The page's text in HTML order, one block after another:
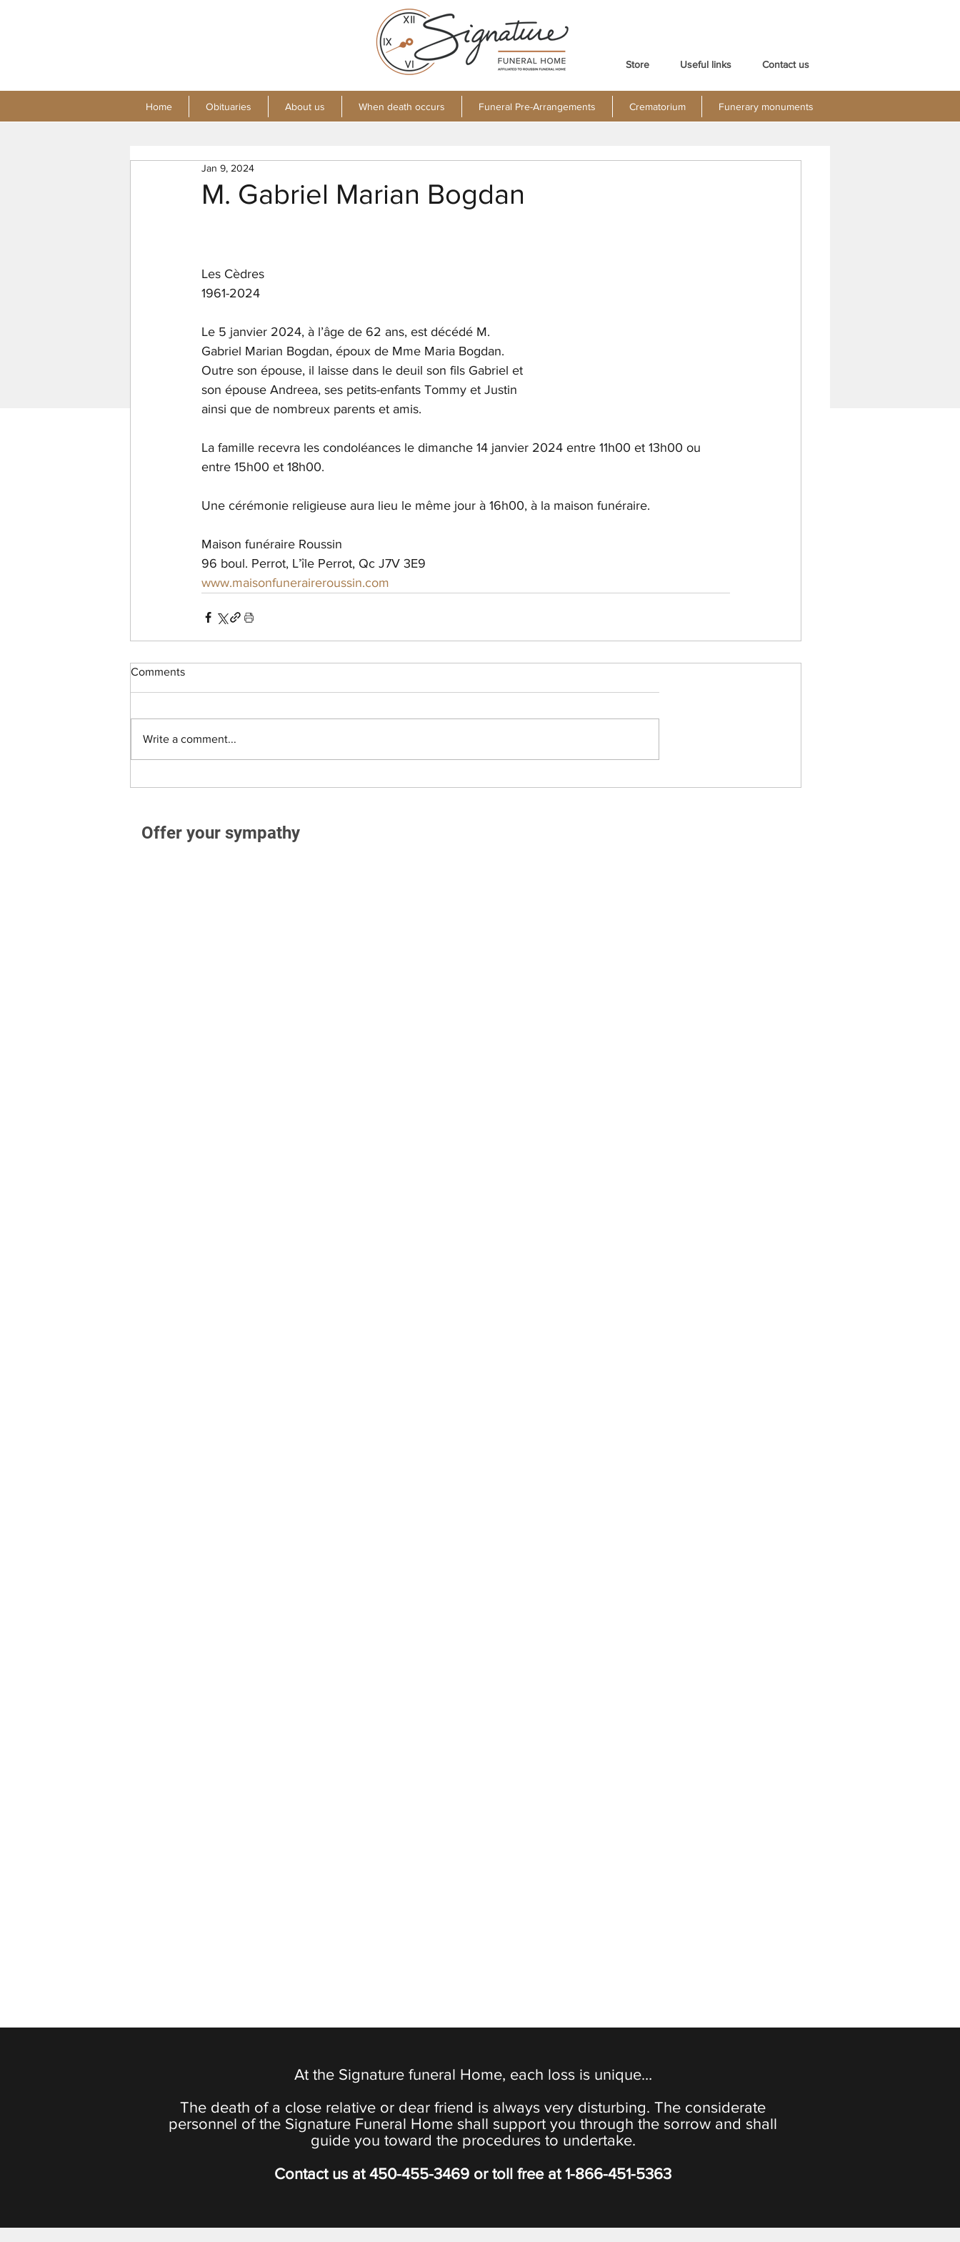
Store Useful links Contact us
Home Obituaries About us When death occurs Funeral Pre-Arrangements Crematorium Funerary monuments
M. Gabriel Marian Bogdan
Jan 9, 2024
Les Cèdres
1961-2024
Le 5 janvier 2024, à l’âge de 62 ans, est décédé M.
Gabriel Marian Bogdan, époux de Mme Maria Bogdan.
Outre son épouse, il laisse dans le deuil son fils Gabriel et
son épouse Andreea, ses petits-enfants Tommy et Justin
ainsi que de nombreux parents et amis.
La famille recevra les condoléances le dimanche 14 janvier 2024 entre 11h00 et 13h00 ou
entre 15h00 et 18h00.
Une cérémonie religieuse aura lieu le même jour à 16h00, à la maison funéraire.
Maison funéraire Roussin
96 boul. Perrot, L’île Perrot, Qc J7V 3E9
www.maisonfuneraireroussin.com
Comments
Write a comment...
Offer your sympathy
At the Signature funeral Home, each loss is unique…
The death of a close relative or dear friend is always very disturbing. The considerate
personnel of the Signature Funeral Home shall support you through the sorrow and shall
guide you toward the procedures to undertake.
Contact us at 450-455-3469 or toll free at 1-866-451-5363